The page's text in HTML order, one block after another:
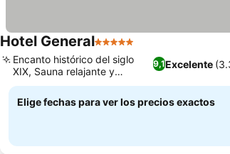
Hotel General5 Estrellas
9,1Excelente
Encanto histórico del siglo
XIX, Sauna relajante y
masajes
Elige fechas para ver los precios exactos